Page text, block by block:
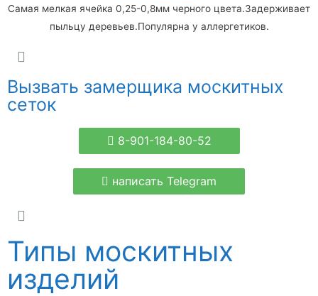
Самая мелкая ячейка 0,25-0,8мм черного цвета.Задерживает
пыльцу деревьев.Популярна у аллергетиков.
Вызвать замерщика москитных
сеток
8-901-184-80-52
написать Telegram
Типы москитных
изделий